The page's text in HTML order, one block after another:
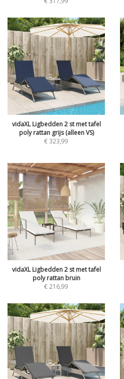
vidaXL Ligbedden 2 st met tafel
poly rattan grijs (alleen VS)
€323,99
vidaXL Ligbedden 2 st met tafel
poly rattan bruin
€216,99